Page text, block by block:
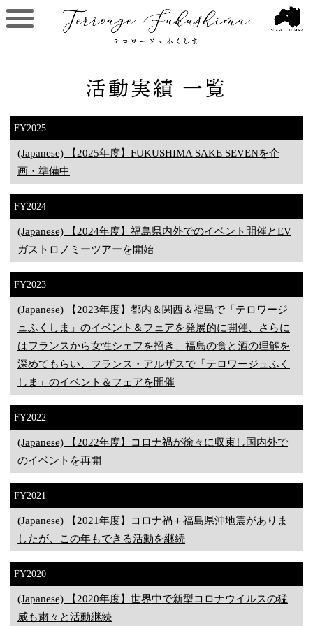
活動実績 一覧
FY2025
(Japanese) 【2025年度】FUKUSHIMA SAKE SEVENを企
画・準備中
FY2024
(Japanese) 【2024年度】福島県内外でのイベント開催とEV
ガストロノミーツアーを開始
FY2023
(Japanese) 【2023年度】都内＆関西＆福島で「テロワージ
ュふくしま」のイベント＆フェアを発展的に開催、さらに
はフランスから女性シェフを招き、福島の食と酒の理解を
深めてもらい、フランス・アルザスで「テロワージュふく
しま」のイベント＆フェアを開催
FY2022
(Japanese) 【2022年度】コロナ禍が徐々に収束し国内外で
のイベントを再開
FY2021
(Japanese) 【2021年度】コロナ禍＋福島県沖地震がありま
したが、この年もできる活動を継続
FY2020
(Japanese) 【2020年度】世界中で新型コロナウイルスの猛
威も粛々と活動継続